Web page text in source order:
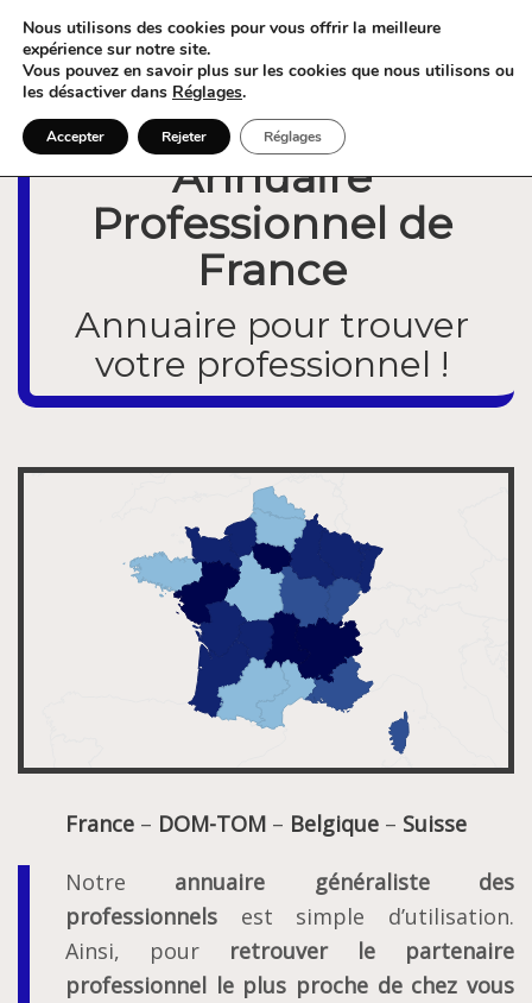
Annuaire
Professionnel de
France
Annuaire pour trouver
votre professionnel !
France – DOM-TOM – Belgique – Suisse
Notre annuaire généraliste des
professionnels est simple d’utilisation.
Ainsi, pour retrouver le partenaire
professionnel le plus proche de chez vous
Nous utilisons des cookies pour vous offrir la meilleure
expérience sur notre site.
Vous pouvez en savoir plus sur les cookies que nous utilisons ou
les désactiver dans Réglages.
Accepter Rejeter Réglages